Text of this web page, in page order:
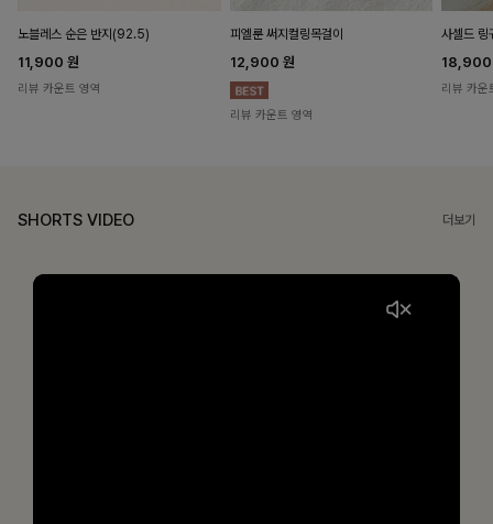
노블레스 순은 반지(92.5)
11,900 원
리뷰 카운트 영역
피엘룬 써지컬링목걸이
12,900 원
리뷰 카운트 영역
사셀드 링
리뷰 카운
SHORTS VIDEO 더보기